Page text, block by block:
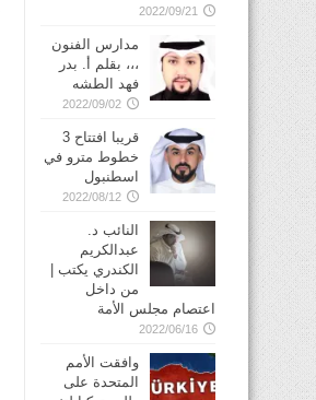
2022/09/21
مدارس الفنون
،،، بقلم أ. بدر
فهد الطشه
2022/09/02
قريبا افتتاح 3
خطوط مترو في
2022/08/12
النائب د.
عبدالكريم
الكندري يكتب |
من داخل
اعتصام مجلس الأمة
2022/06/16
وافقت الأمم
المتحدة على